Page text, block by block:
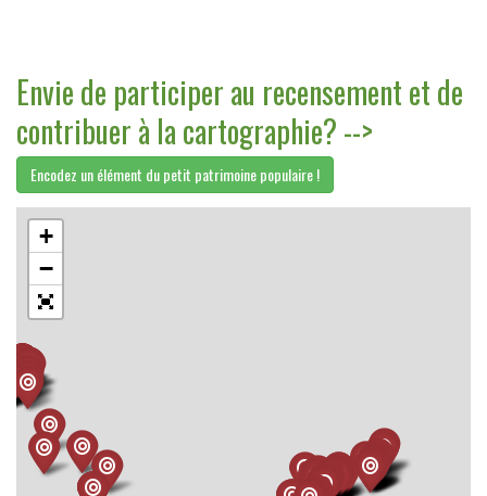
Envie de participer au recensement et de
contribuer à la cartographie? -->
Encodez un élément du petit patrimoine populaire !
+
−